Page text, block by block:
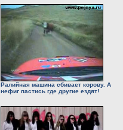
Ралийная машина сбивает корову. А
нефиг пастись где другие ездят!